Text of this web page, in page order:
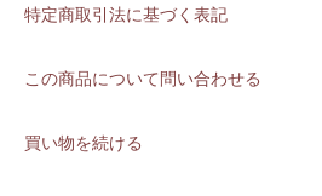
特定商取引法に基づく表記
この商品について問い合わせる
買い物を続ける